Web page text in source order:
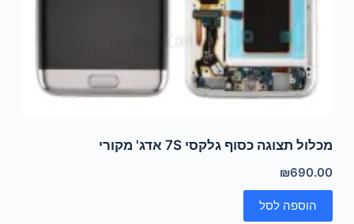
מכלול תצוגה כסוף גלקסי 7S אדג' מקורי
₪690.00
הוספה לסל